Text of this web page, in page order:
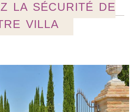
LA SÉCURITÉ DE
VILLA